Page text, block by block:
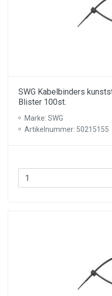
SWG Kabelbinders
Blister 100st.
Marke: SWG
Artikelnummer: 50215155